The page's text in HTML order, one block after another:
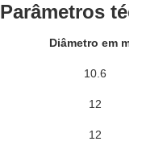
Parâmetros
Diâmetro em mm
10.6
12
12